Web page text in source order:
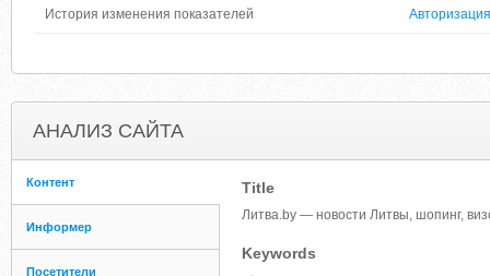
История изменения показателей Авторизация
АНАЛИЗ САЙТА
Контент
Информер
Посетители
Title
Литва.by — новости Литвы, шопинг,
Keywords